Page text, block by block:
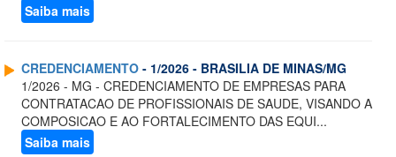
Saiba mais
CREDENCIAMENTO - 1/2026 - BRASILIA DE MINAS/MG
1/2026 - MG - CREDENCIAMENTO DE EMPRESAS PARA
CONTRATACAO DE PROFISSIONAIS DE SAUDE, VISANDO A
COMPOSICAO E AO FORTALECIMENTO DAS EQUI...
Saiba mais